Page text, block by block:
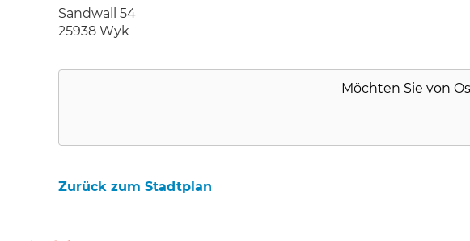
Sandwall 54
25938 Wyk
Möchten Sie von
Zurück zum Stadtplan